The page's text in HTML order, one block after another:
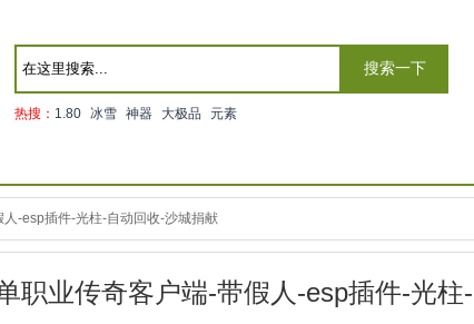
搜索一下
热搜： 1.80 冰雪 神器 大极品 元素
-esp插件-光柱-自动回收-沙城捐献
职业传奇客户端-带假人-esp插件-光柱